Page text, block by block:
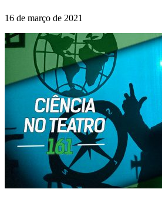
16 de março de 2021